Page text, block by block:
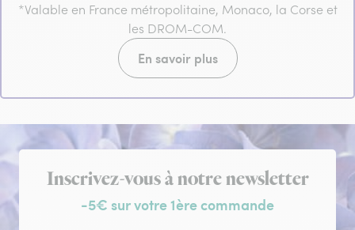
*Valable en France métropolitaine, Monaco, la Corse et
les DROM-COM.
En savoir plus
Inscription à la newsletter
Inscrivez-vous à notre newsletter
-5€ sur votre 1ère commande